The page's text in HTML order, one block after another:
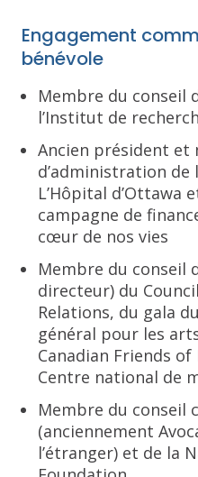
Engagement
bénévole
Membre du conseil
l’Institut de
Ancien président et
d’administration de
L’Hôpital d’Ottawa
campagne de
cœur de nos vies
Membre du conseil
directeur) du
Relations, du gala
général pour les
Canadian Friends
Centre national de
Membre du conseil
(anciennement
l’étranger) et de la